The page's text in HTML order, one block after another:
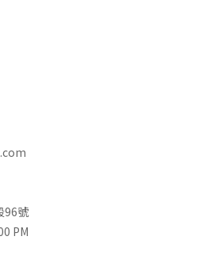
96號
PM